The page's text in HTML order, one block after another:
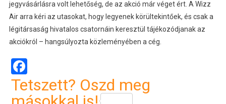
jegyvásárlásra volt lehetőség, de az akció már véget ért. A Wizz
Air arra kéri az utasokat, hogy legyenek körültekintőek, és csak a
légitársaság hivatalos csatornáin keresztül tájékozódjanak az
akciókról – hangsúlyozta közleményében a cég.
Facebook
Tetszett? Oszd meg